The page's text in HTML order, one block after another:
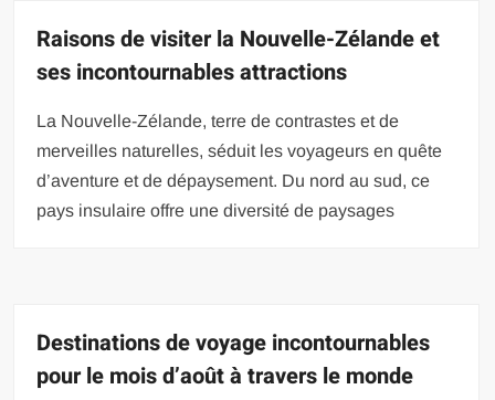
Raisons de visiter la Nouvelle-Zélande et
ses incontournables attractions
La Nouvelle-Zélande, terre de contrastes et de
merveilles naturelles, séduit les voyageurs en quête
d’aventure et de dépaysement. Du nord au sud, ce
pays insulaire offre une diversité de paysages
Destinations de voyage incontournables
pour le mois d’août à travers le monde